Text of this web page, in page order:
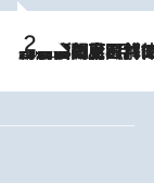
2026.8.8
「最後に見られてよかった」上野動物園の東園パンダ舎が解体前に特別公開。8月16日まで延長されたパネル展と共に辿る“半世紀”のパンダ飼育《解体工事の図面あり》